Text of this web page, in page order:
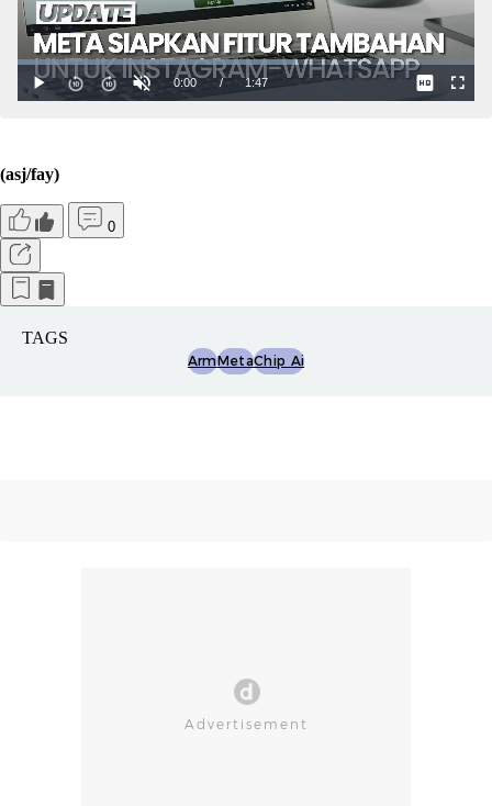
(asj/fay)
0
TAGS
ArmMetaChip Ai